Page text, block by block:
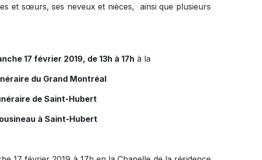
et sœurs, ses neveux et nièces, ainsi que plusieurs
17 février 2019, de 13h à 17h à la
du Grand Montréal
de Saint-Hubert
à Saint-Hubert